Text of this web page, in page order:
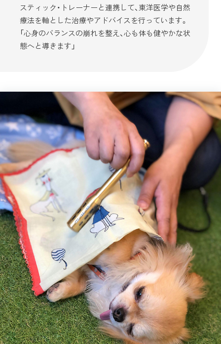
スティック・トレーナーと連携して、東洋医学や自然
療法を軸とした治療やアドバイスを行っています。
「心身のバランスの崩れを整え、心も体も健やかな状
態へと導きます」